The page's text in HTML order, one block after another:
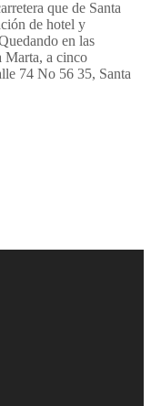
que de Santa
de hotel y
en las
Marta, a cinco
74 No 56 35, Santa